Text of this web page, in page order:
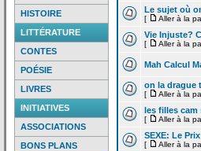
HISTOIRE
LITTÉRATURE
CONTES
POÉSIE
LIVRES
INITIATIVES
ASSOCIATIONS
BONS PLANS
Le sujet où
[ Aller à la
Vie Injuste?
[ Aller à la
Mah Calcul
on la drague
[ Aller à la
les filles cam
[ Aller à la
SEXE: Le
[ Aller à la